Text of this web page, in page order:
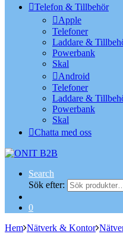
Telefon & Tillbehör
Apple
Telefoner
Laddare &
Powerbank
Skal
Android
Telefoner
Laddare &
Powerbank
Skal
Chatta med oss
Search
Sök efter:
0
Hem Nätverk & Kontor